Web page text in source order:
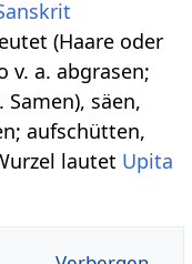
(Haare oder
v. a. abgrasen;
säen,
aufschütten,
lautet Upita